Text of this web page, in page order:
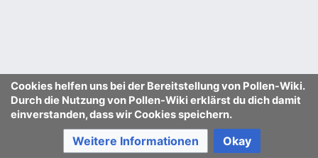
Cookies helfen uns bei der Bereitstellung von Pollen-Wiki.
Durch die Nutzung von Pollen-Wiki erklärst du dich damit
einverstanden, dass wir Cookies speichern.
Weitere Informationen Okay